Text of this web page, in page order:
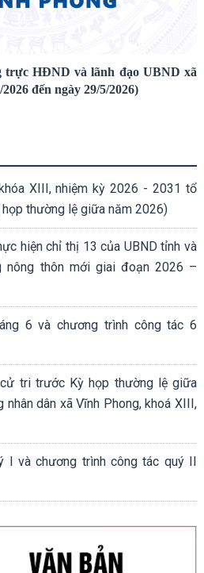
trực HĐND và lãnh đạo UBND xã
đến ngày 29/5/2026)
XIII, nhiệm kỳ 2026 - 2031 tổ
thường lệ giữa năm 2026)
hiện chỉ thị 13 của UBND tỉnh và
nông thôn mới giai đoạn 2026 –
6 và chương trình công tác 6
tri trước Kỳ họp thường lệ giữa
dân xã Vĩnh Phong, khoá XIII,
I và chương trình công tác quý II